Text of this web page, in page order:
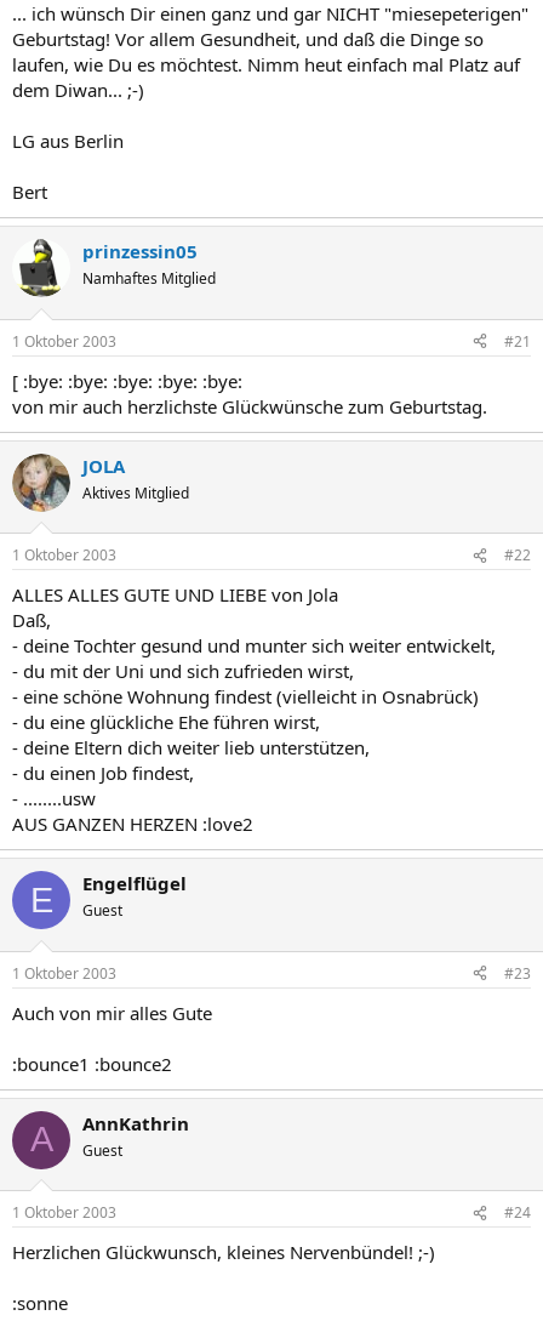
... ich wünsch Dir einen ganz und gar NICHT "miesepeterigen"
Geburtstag! Vor allem Gesundheit, und daß die Dinge so
laufen, wie Du es möchtest. Nimm heut einfach mal Platz auf
dem Diwan... ;-)
LG aus Berlin
Bert
prinzessin05
Namhaftes Mitglied
1 Oktober 2003 #21
[ :bye: :bye: :bye: :bye: :bye:
von mir auch herzlichste Glückwünsche zum Geburtstag.
JOLA
Aktives Mitglied
1 Oktober 2003 #22
ALLES ALLES GUTE UND LIEBE von Jola
Daß,
- deine Tochter gesund und munter sich weiter entwickelt,
- du mit der Uni und sich zufrieden wirst,
- eine schöne Wohnung findest (vielleicht in Osnabrück)
- du eine glückliche Ehe führen wirst,
- deine Eltern dich weiter lieb unterstützen,
- du einen Job findest,
- ........usw
AUS GANZEN HERZEN :love2
E Engelflügel
Guest
1 Oktober 2003 #23
Auch von mir alles Gute
:bounce1 :bounce2
A AnnKathrin
Guest
1 Oktober 2003 #24
Herzlichen Glückwunsch, kleines Nervenbündel! ;-)
:sonne